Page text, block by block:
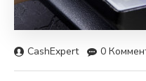
CashExpert 0